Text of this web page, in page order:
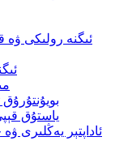
ئىگنە رولىكى
ياستۇق
ئاداپتېر يەڭلىرى